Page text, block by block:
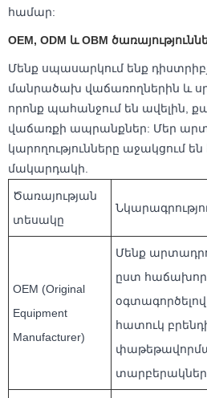
համար:
OEM, ODM և OBM
Մենք սպասարկում ենք
մանրածախ վաճառողներին և
որոնք պահանջում են ավելին,
վաճառքի ապրանքներ: Մեր
կարողությունները աջակցում
մակարդակի.
Ծառայության
տեսակը
OEM (Original
Equipment
Manufacturer)
Մենք
ըստ
հատուկ